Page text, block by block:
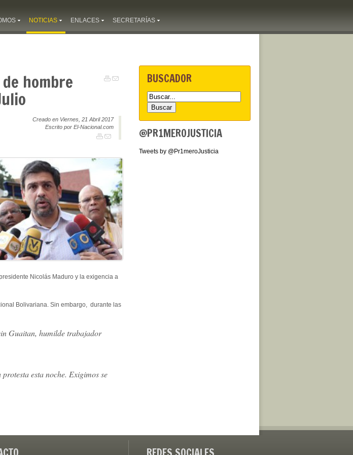
NOTICIAS ENLACES SECRETARÍAS
hombre
Creado en Viernes, 21 Abril 2017
Escrito por El-Nacional.com
Nicolás Maduro y la exigencia a
Bolivariana. Sin embargo, durante las
Guaitan, humilde trabajador
esta noche. Exigimos se
BUSCADOR
@PR1MEROJUSTICIA
Tweets by @Pr1meroJusticia